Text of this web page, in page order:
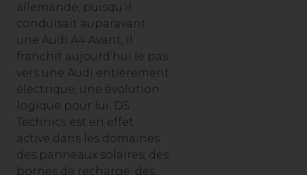
allemande, puisqu’il
conduisait auparavant
une Audi A4 Avant, il
franchit aujourd’hui le pas
vers une Audi entièrement
électrique, une évolution
logique pour lui. DS
Technics est en effet
active dans les domaines
des panneaux solaires, des
bornes de recharge, des